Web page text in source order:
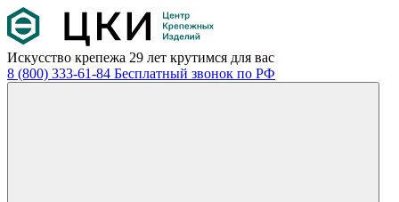
Искусство крепежа 29 лет крутимся для вас
8 (800) 333-61-84 Бесплатный звонок по РФ